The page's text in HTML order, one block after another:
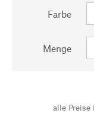
Farbe
Menge
alle